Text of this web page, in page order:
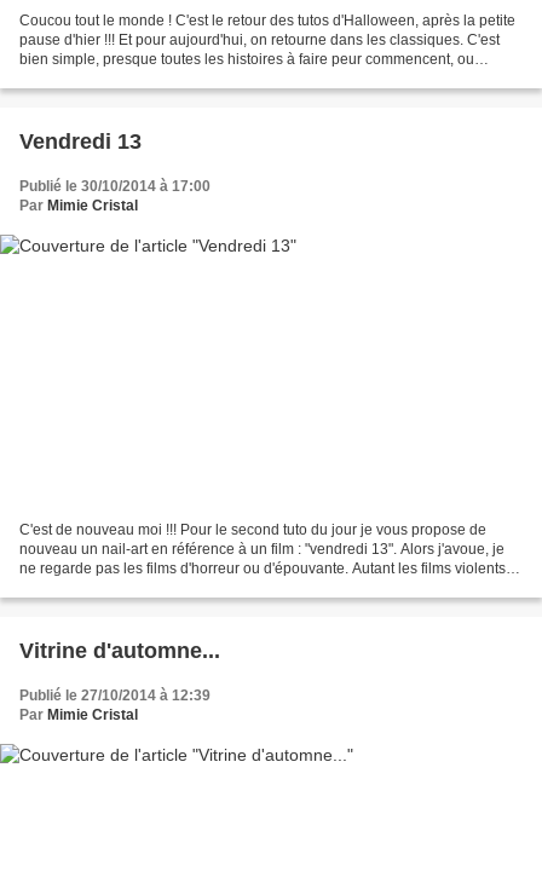
Coucou tout le monde ! C'est le retour des tutos d'Halloween, après la petite
pause d'hier !!! Et pour aujourd'hui, on retourne dans les classiques. C'est
bien simple, presque toutes les histoires à faire peur commencent, ou
Vendredi 13
Publié le 30/10/2014 à 17:00
Par Mimie Cristal
C'est de nouveau moi !!! Pour le second tuto du jour je vous propose de
nouveau un nail-art en référence à un film : "vendredi 13". Alors j'avoue, je
ne regarde pas les films d'horreur ou d'épouvante. Autant les films violents
Vitrine d'automne...
Publié le 27/10/2014 à 12:39
Par Mimie Cristal